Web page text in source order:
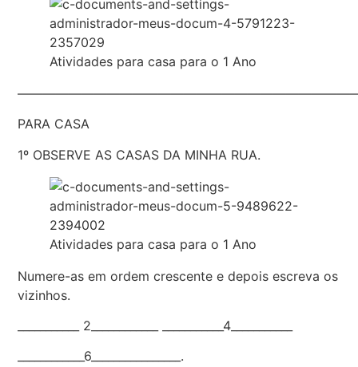
Atividades para casa para o 1 Ano
PARA CASA
1º OBSERVE AS CASAS DA MINHA RUA.
Atividades para casa para o 1 Ano
Numere-as em ordem crescente e depois escreva os
vizinhos.
___________ 2____________ ___________4___________
____________6________________.